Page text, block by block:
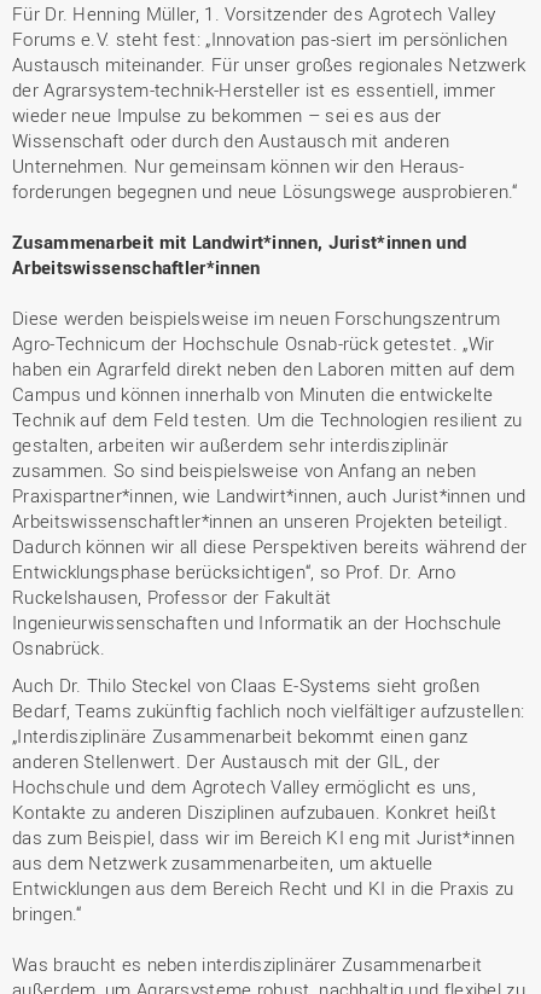
Für Dr. Henning Müller, 1. Vorsitzender des Agrotech Valley
Forums e.V. steht fest: „Innovation pas-siert im persönlichen
Austausch miteinander. Für unser großes regionales Netzwerk
der Agrarsystem-technik-Hersteller ist es essentiell, immer
wieder neue Impulse zu bekommen – sei es aus der
Wissenschaft oder durch den Austausch mit anderen
Unternehmen. Nur gemeinsam können wir den Heraus-
forderungen begegnen und neue Lösungswege ausprobieren.“
Zusammenarbeit mit Landwirt*innen, Jurist*innen und
Arbeitswissenschaftler*innen
Diese werden beispielsweise im neuen Forschungszentrum
Agro-Technicum der Hochschule Osnab-rück getestet. „Wir
haben ein Agrarfeld direkt neben den Laboren mitten auf dem
Campus und können innerhalb von Minuten die entwickelte
Technik auf dem Feld testen. Um die Technologien resilient zu
gestalten, arbeiten wir außerdem sehr interdisziplinär
zusammen. So sind beispielsweise von Anfang an neben
Praxispartner*innen, wie Landwirt*innen, auch Jurist*innen und
Arbeitswissenschaftler*innen an unseren Projekten beteiligt.
Dadurch können wir all diese Perspektiven bereits während der
Entwicklungsphase berücksichtigen“, so Prof. Dr. Arno
Ruckelshausen, Professor der Fakultät
Ingenieurwissenschaften und Informatik an der Hochschule
Osnabrück.
Auch Dr. Thilo Steckel von Claas E-Systems sieht großen
Bedarf, Teams zukünftig fachlich noch vielfältiger aufzustellen:
„Interdisziplinäre Zusammenarbeit bekommt einen ganz
anderen Stellenwert. Der Austausch mit der GIL, der
Hochschule und dem Agrotech Valley ermöglicht es uns,
Kontakte zu anderen Disziplinen aufzubauen. Konkret heißt
das zum Beispiel, dass wir im Bereich KI eng mit Jurist*innen
aus dem Netzwerk zusammenarbeiten, um aktuelle
Entwicklungen aus dem Bereich Recht und KI in die Praxis zu
bringen.“
Was braucht es neben interdisziplinärer Zusammenarbeit
außerdem, um Agrarsysteme robust, nachhaltig und flexibel zu